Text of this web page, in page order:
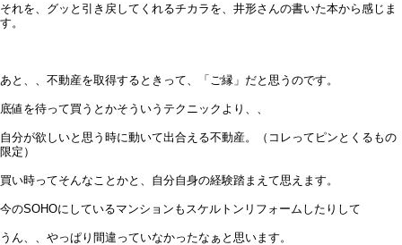
それを、グッと引き戻してくれるチカラを、井形さんの書いた本から感じま
す。
あと、、不動産を取得するときって、「ご縁」だと思うのです。
底値を待って買うとかそういうテクニックより、、
自分が欲しいと思う時に動いて出合える不動産。（コレってピンとくるもの
限定）
買い時ってそんなことかと、自分自身の経験踏まえて思えます。
今のSOHOにしているマンションもスケルトンリフォームしたりして
うん、、やっぱり間違っていなかったなぁと思います。